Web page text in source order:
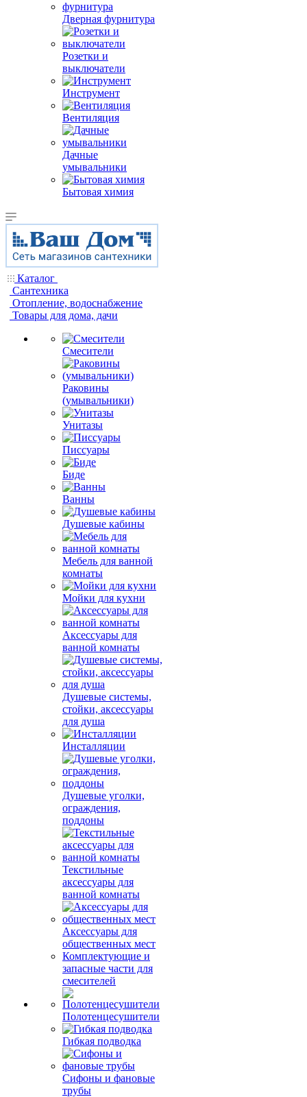
Дверная фурнитура
Розетки и
выключатели
Инструмент
Вентиляция
Дачные
умывальники
Бытовая химия
Каталог
Сантехника
Отопление, водоснабжение
Товары для дома, дачи
Смесители
Раковины
(умывальники)
Унитазы
Писсуары
Биде
Ванны
Душевые кабины
Мебель для ванной
комнаты
Мойки для кухни
Аксессуары для
ванной комнаты
Душевые системы,
стойки, аксессуары
для душа
Инсталляции
Душевые уголки,
ограждения,
поддоны
Текстильные
аксессуары для
ванной комнаты
Аксессуары для
общественных мест
Комплектующие и
запасные части для
смесителей
Полотенцесушители
Гибкая подводка
Сифоны и фановые
трубы